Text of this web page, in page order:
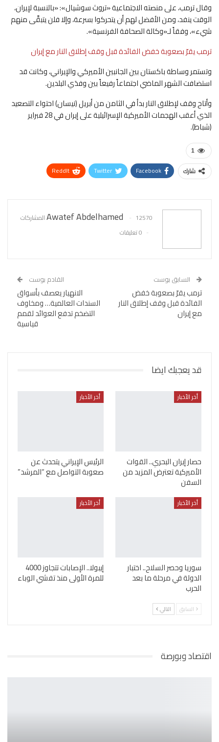
وقال ترمب، على منصته الاجتماعية «تروث سوشيال»: «بالنسبة لإيران،
الوقت ينفد، ومن الأفضل لهم أن يتحركوا بسرعة، وإلا فلن يتبقَّى منهم
شيء»، وفقاً لـ«وكالة الصحافة الفرنسية».
ترمب يقرّ بصعوبة خفض الفائدة قبل وقف إطلاق النار مع إيران
وتستمر وساطة باكستان بين الجانبين الأميركي والإيراني، وكانت قد
استضافت الشهر الماضي اجتماعاً رفيعاً بين وفدَي البلدين.
وأتاح وقف لإطلاق النار بدأ في الثامن من أبريل (نيسان) احتواء التصعيد
الذي أعقب الهجمات الأميركية الإسرائيلية على إيران في 28 فبراير
(شباط).
1
شارك Facebook
Twitter
ReddIt
Awatef Abdelhamed
12570 المشاركات
0 تعليقات
السابق بوست
ترمب يقرّ بصعوبة خفض
الفائدة قبل وقف إطلاق النار
مع إيران
القادم بوست
الانهيار يعصف بأسواق
السندات العالمية… ومخاوف
التضخم تدفع العوائد لقمم
قياسية
قد يعجبك ايضا
أخر الأخبار
حصار إيران البحري.. القوات
الأميركية تعترض المزيد من
السفن
أخر الأخبار
الرئيس الإيراني يتحدث عن
صعوبة التواصل مع “المرشد”
أخر الأخبار
سوريا وحصر السلاح.. اختبار
الدولة في مرحلة ما بعد
الحرب
أخر الأخبار
إيبولا.. الإصابات تتجاوز 4000
للمرة الأولى منذ تفشي الوباء
السابق التالي
اقتصاد وبورصة